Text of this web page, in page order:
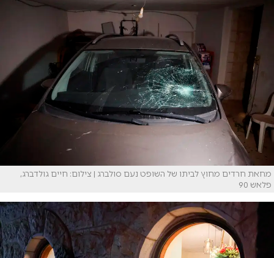
מחאת חרדים מחוץ לביתו של השופט נעם סולברג | צילום: חיים גולדברג,
פלאש 90